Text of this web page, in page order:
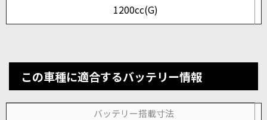
1200cc(G)
この車種に適合するバッテリー情報
バッテリー搭載寸法